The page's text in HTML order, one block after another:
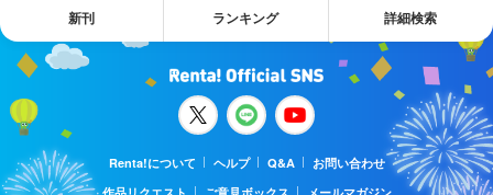
新刊 ランキング 詳細検索
Renta!について ヘルプ Q&A
お問い合わせ